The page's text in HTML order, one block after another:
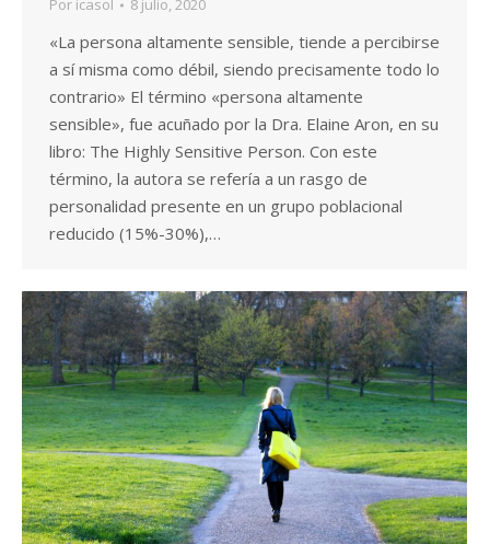
Por icasol 8 julio, 2020
«La persona altamente sensible, tiende a percibirse
a sí misma como débil, siendo precisamente todo lo
contrario» El término «persona altamente
sensible», fue acuñado por la Dra. Elaine Aron, en su
libro: The Highly Sensitive Person. Con este
término, la autora se refería a un rasgo de
personalidad presente en un grupo poblacional
reducido (15%-30%),…